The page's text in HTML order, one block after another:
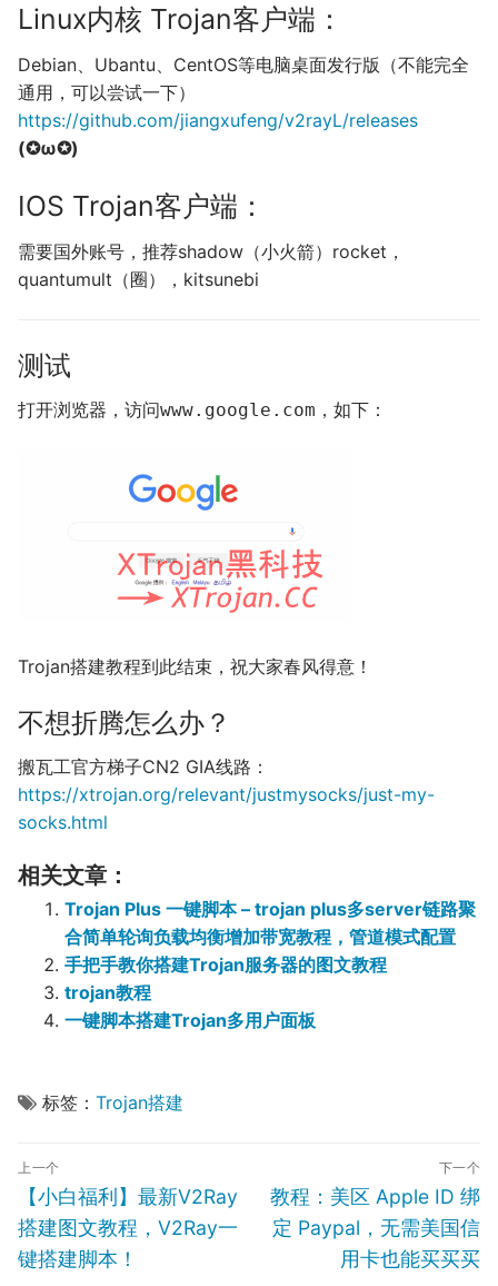
Linux内核 Trojan客户端：
Debian、Ubantu、CentOS等电脑桌面发行版（不能完全
通用，可以尝试一下）
https://github.com/jiangxufeng/v2rayL/releases
(✪ω✪)
IOS Trojan客户端：
需要国外账号，推荐shadow（小火箭）rocket，
quantumult（圈），kitsunebi
测试
打开浏览器，访问www.google.com ，如下：
Trojan搭建教程到此结束，祝大家春风得意！
不想折腾怎么办？
搬瓦工官方梯子CN2 GIA线路：
https://xtrojan.org/relevant/justmysocks/just-my-
socks.html
相关文章：
Trojan Plus 一键脚本 – trojan plus多server链路聚
合简单轮询负载均衡增加带宽教程，管道模式配置
手把手教你搭建Trojan服务器的图文教程
trojan教程
一键脚本搭建Trojan多用户面板
标签： Trojan搭建
文
章
导
航
上一个
Previous
post:
【小白福利】最新V2Ray
搭建图文教程，V2Ray一
键搭建脚本！
下一个
Next
post:
教程：美区 Apple ID 绑
定 Paypal，无需美国信
用卡也能买买买